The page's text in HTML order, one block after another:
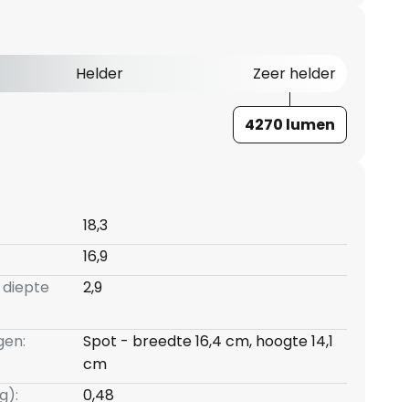
Helder Zeer helder
4270 lumen
18,3
16,9
2,9
Spot - breedte 16,4 cm, hoogte 14,1
cm
0,48